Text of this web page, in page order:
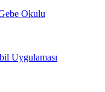
Okulu
Uygulaması